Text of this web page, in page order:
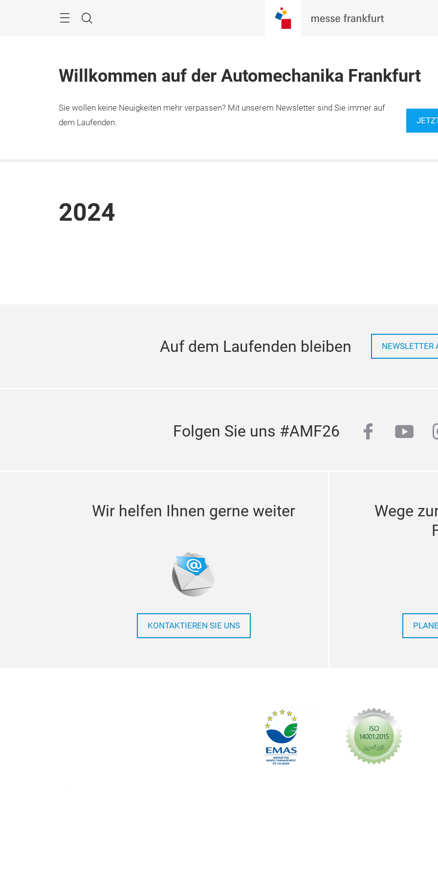
Suche
Willkommen auf der Automechanika Frankfurt
Sie wollen keine Neuigkeiten mehr verpassen? Mit unserem Newsletter sind Sie immer auf
dem Laufenden.
2024
Auf dem Laufenden bleiben NEWSLETTER
Folgen Sie uns #AMF26 facebook
Wir helfen Ihnen gerne weiter
KONTAKTIEREN SIE UNS
Wege